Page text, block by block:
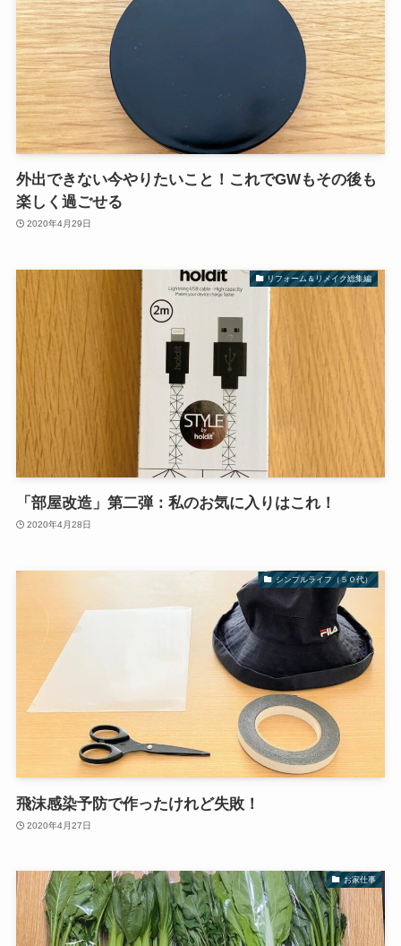
外出できない今やりたいこと！これでGWもその後も
楽しく過ごせる
2020年4月29日
リフォーム＆リメイク総集編
「部屋改造」第二弾：私のお気に入りはこれ！
2020年4月28日
シンプルライフ（５０代）
飛沫感染予防で作ったけれど失敗！
2020年4月27日
お家仕事